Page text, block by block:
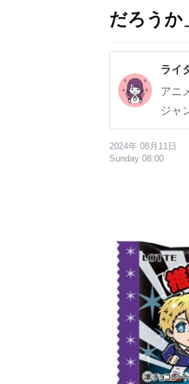
だろうか
ライ
アニ
ジャ
2024年 08月11日
Sunday 08:00